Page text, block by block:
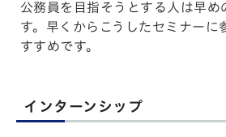
公務員を目指そうとする人は早め
す。早くからこうしたセミナーに
すすめです。
インターンシップ